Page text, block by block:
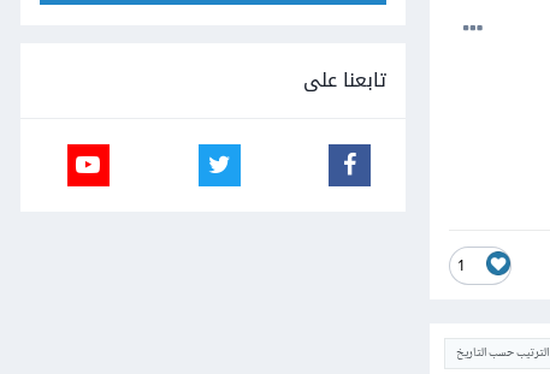
1
الترتيب حسب التاريخ
تابعنا على